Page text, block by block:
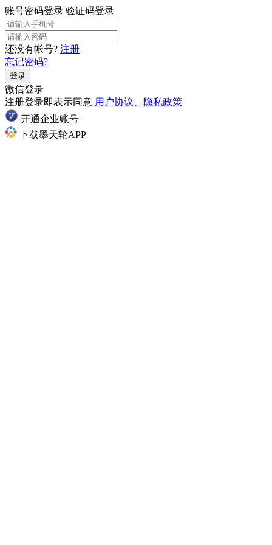
账号密码登录 验证码登录
还没有帐号? 注册
忘记密码?
登录
微信登录
注册登录即表示同意 用户协议、隐私政策
开通企业账号
下载墨天轮APP